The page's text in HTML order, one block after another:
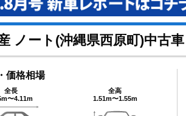
ノート(沖縄県西原町)中古車
価格相場
全長
〜4.11m
全高
1.51m〜1.55m